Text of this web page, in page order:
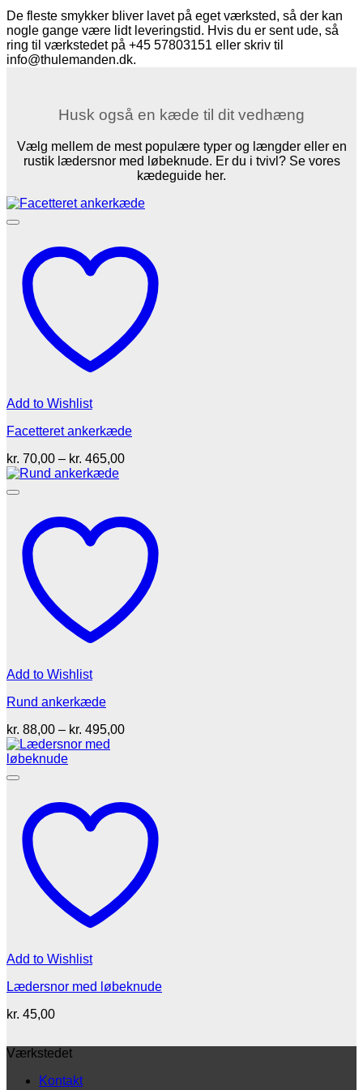
De fleste smykker bliver lavet på eget værksted, så der kan
nogle gange være lidt leveringstid. Hvis du er sent ude, så
ring til værkstedet på +45 57803151 eller skriv til
info@thulemanden.dk.
Husk også en kæde til dit vedhæng
Vælg mellem de mest populære typer og længder eller en
rustik lædersnor med løbeknude. Er du i tvivl? Se vores
kædeguide her.
Add to Wishlist
Facetteret ankerkæde
kr. 70,00 – kr. 465,00Prisinterval:
Add to Wishlist
Rund ankerkæde
kr. 88,00 – kr. 495,00Prisinterval:
Add to Wishlist
Lædersnor med løbeknude
kr. 45,00
Værkstedet
Kontakt